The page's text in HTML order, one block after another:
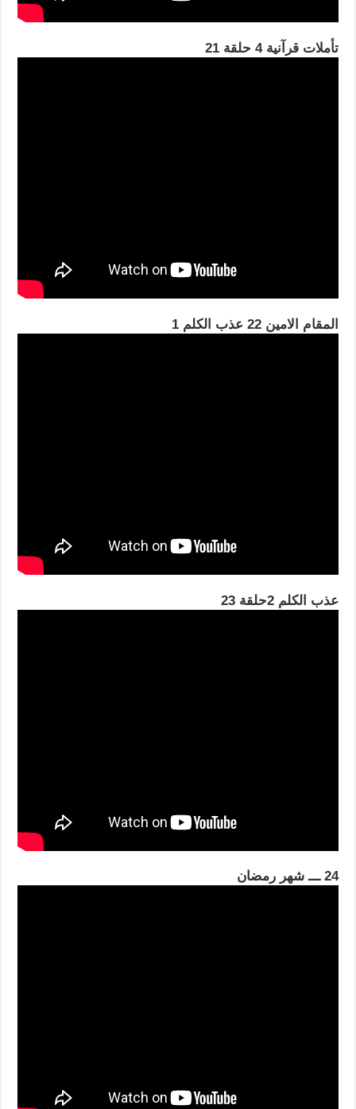
تأملات قرآنية 4 حلقة 21
المقام الامين 22 عذب الكلم 1
عذب الكلم 2حلقة 23
24 ـــ شهر رمضان